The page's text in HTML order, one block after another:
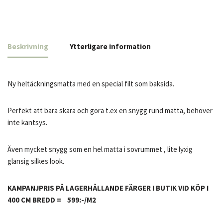
Beskrivning Ytterligare information
Ny heltäckningsmatta med en special filt som baksida.
Perfekt att bara skära och göra t.ex en snygg rund matta, behöver
inte kantsys.
Även mycket snygg som en hel matta i sovrummet , lite lyxig
glansig silkes look.
KAMPANJPRIS PÅ LAGERHÅLLANDE FÄRGER I BUTIK VID KÖP I
400 CM BREDD = 599:-/M2